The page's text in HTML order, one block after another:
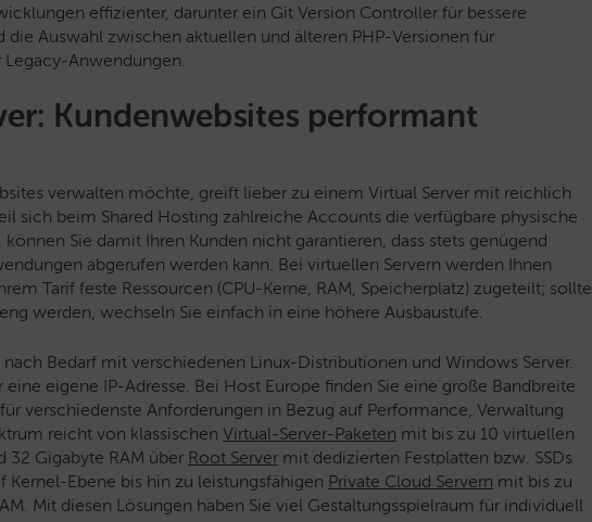
effizienter, darunter ein Git Version Controller für bessere
die Auswahl zwischen aktuellen und älteren PHP-Versionen für
Anwendungen.
Kundenwebsites performant
verwalten möchte, greift lieber zu einem Virtual Server mit reichlich
sich beim Shared Hosting zahlreiche Accounts die verfügbare physische
Sie damit Ihren Kunden nicht garantieren, dass stets genügend
abgerufen werden kann. Bei virtuellen Servern werden Ihnen
Tarif feste Ressourcen (CPU-Kerne, RAM, Speicherplatz) zugeteilt; sollte
werden, wechseln Sie einfach in eine höhere Ausbaustufe.
Bedarf mit verschiedenen Linux-Distributionen und Windows Server.
eigene IP-Adresse. Bei Host Europe finden Sie eine große Bandbreite
verschiedenste Anforderungen in Bezug auf Performance, Verwaltung
reicht von klassischen Virtual-Server-Paketen mit bis zu 10 virtuellen
32 Gigabyte RAM über Root Server mit dedizierten Festplatten bzw. SSDs
Kernel-Ebene bis hin zu leistungsfähigen Private Cloud Servern mit bis zu
Mit diesen Lösungen haben Sie viel Gestaltungsspielraum für individuell